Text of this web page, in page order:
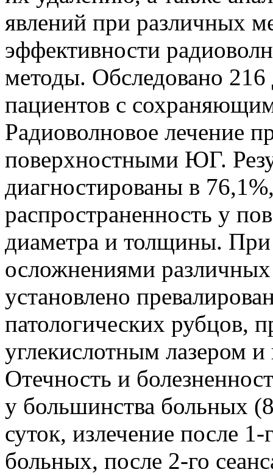
явлений при различных
эффективности
методы. Обследовано
пациентов с
Радиоволновое лечение
поверхностными ЮГ.
диагностированы в
распространенность у
диаметра и толщины. При
осложнениями
установлено
патологических рубцов,
углекислотным лазером
Отечность и
у большинства больных
суток, излечение после
больных, после 2-го